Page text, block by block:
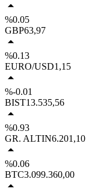
%0.05
GBP63,97
%0.13
EURO/USD1,15
%-0.01
BIST13.535,56
%0.93
GR. ALTIN6.201,10
%0.06
BTC3.099.360,00